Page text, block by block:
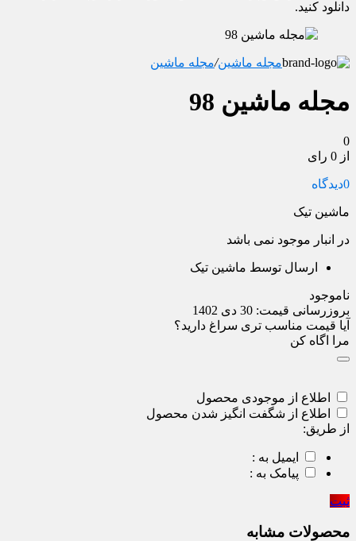
دانلود کنید.
مجله ماشین/مجله ماشین
مجله ماشین 98
0
از 0 رای
0دیدگاه
ماشین تیک
در انبار موجود نمی باشد
ارسال توسط ماشین تیک
ناموجود
بروزرسانی قیمت: 30 دی 1402
آیا قیمت مناسب تری سراغ دارید؟
مرا اگاه کن
اطلاع از موجودی محصول
اطلاع از شگفت انگیز شدن محصول
از طریق:
ایمیل به :
پیامک به :
ثبت
محصولات مشابه